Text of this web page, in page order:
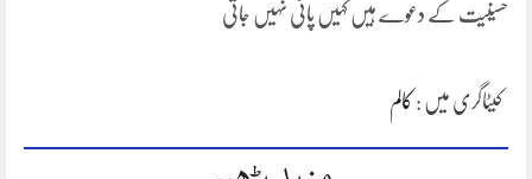
حسینیت کے دعوے ہیں کہیں پائی نہیں جاتی
کیٹاگری میں : کالم